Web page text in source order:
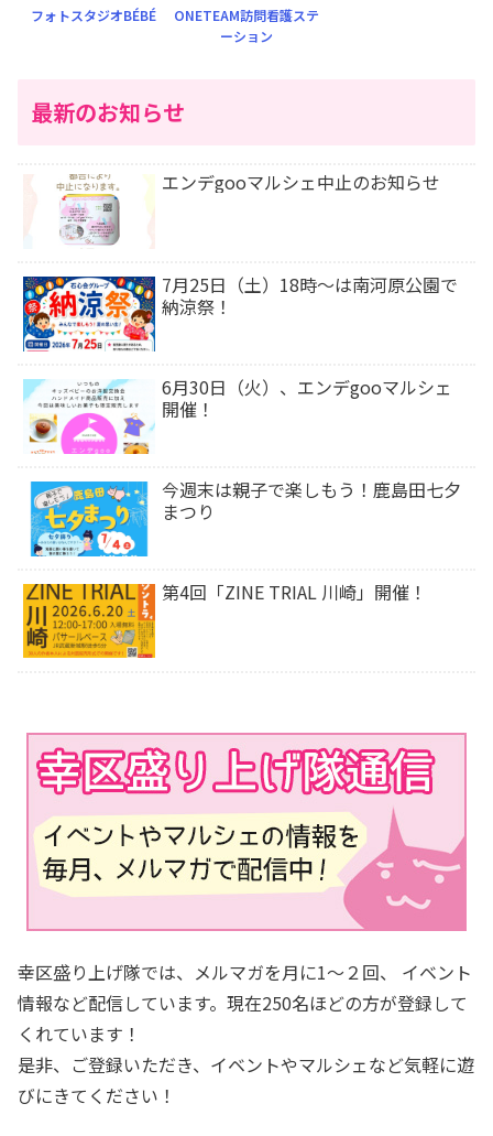
フォトスタジオBÉBÉ
ONETEAM訪問看護ステ
ーション
最新のお知らせ
エンデgooマルシェ中止のお知らせ
7月25日（土）18時〜は南河原公園で
納涼祭！
6月30日（火）、エンデgooマルシェ
開催！
今週末は⁡親子で楽しもう！鹿島田七夕
まつり
第4回「ZINE TRIAL 川崎」開催！
幸区盛り上げ隊では、メルマガを月に1～２回、 イベント
情報など配信しています。現在250名ほどの方が登録して
くれています！
是非、ご登録いただき、イベントやマルシェなど気軽に遊
びにきてください！